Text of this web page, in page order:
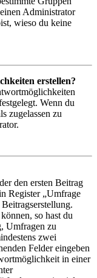
Administrator
wieso du keine
erstellen?
Wenn du
zugelassen zu
den ersten Beitrag
Register „Umfrage
so hast du
Umfragen zu
zwei
Felder eingeben
in einer